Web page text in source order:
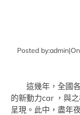
Posted by:admin|
這幾年，全國各
的新動力car ，與
呈現。此中，盡年